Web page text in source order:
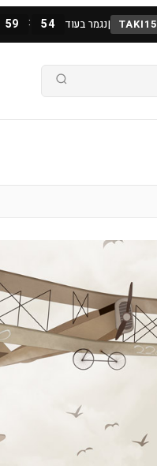
TAKI15
|נגמר בעוד 59 : 52